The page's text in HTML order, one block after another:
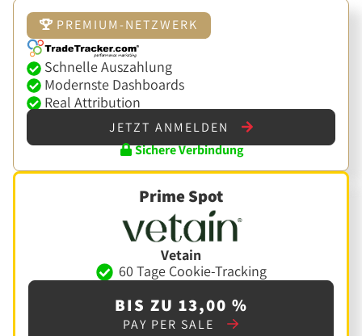
PREMIUM-NETZWERK
Schnelle Auszahlung
Modernste Dashboards
Real Attribution
JETZT ANMELDEN
Sichere Verbindung
Prime Spot
Vetain
60 Tage Cookie-Tracking
BIS ZU 13,00 %
PAY PER SALE